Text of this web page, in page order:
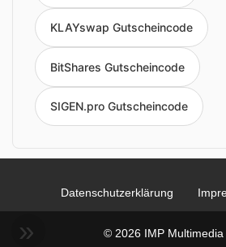
KLAYswap Gutscheincode
BitShares Gutscheincode
SIGEN.pro Gutscheincode
Datenschutzerklärung
© 2026 IMP Multimedia